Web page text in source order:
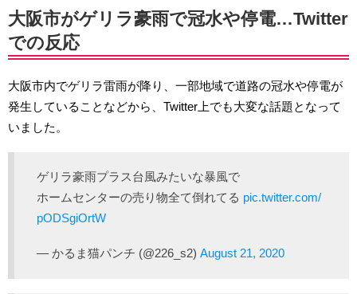
大阪市がゲリラ豪雨で冠水や停電…Twitter
での反応
大阪市内でゲリラ雷雨が降り、一部地域で道路の冠水や停電が
発生していることなどから、Twitter上でも大変な話題となって
いました。
ゲリラ豪雨プラス台風みたいな暴風で
ホームセンターの売り物全て倒れてる pic.twitter.com/
pODSgiOrtW
— かるま猫パンチ (@226_s2) August 21, 2020